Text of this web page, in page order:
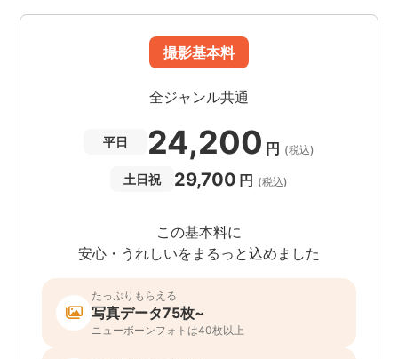
撮影基本料
全ジャンル共通
平日 24,200 円 (税込)
土日祝 29,700 円 (税込)
この基本料に
安心・うれしいをまるっと込めました
たっぷりもらえる
写真データ75枚~
ニューボーンフォトは40枚以上